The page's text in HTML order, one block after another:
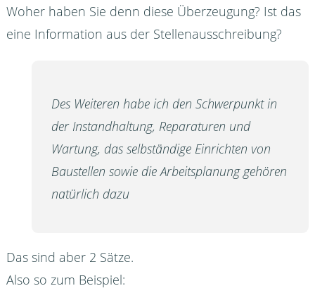
Woher haben Sie denn diese Überzeugung? Ist das
eine Information aus der Stellenausschreibung?
Des Weiteren habe ich den Schwerpunkt in
der Instandhaltung, Reparaturen und
Wartung, das selbständige Einrichten von
Baustellen sowie die Arbeitsplanung gehören
natürlich dazu
Das sind aber 2 Sätze.
Also so zum Beispiel: